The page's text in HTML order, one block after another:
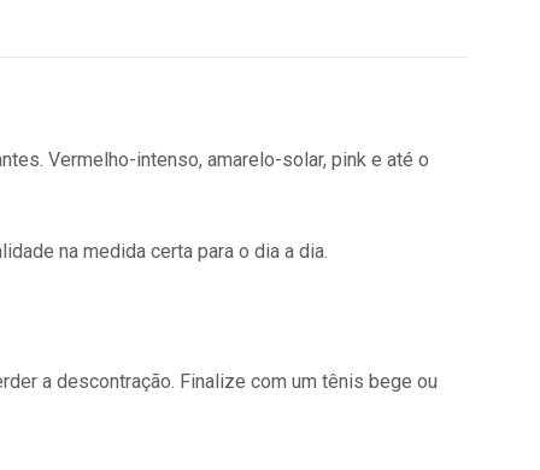
Vermelho-intenso, amarelo-solar, pink e até o
na medida certa para o dia a dia.
a descontração. Finalize com um tênis bege ou